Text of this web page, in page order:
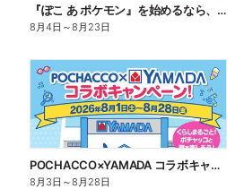
『ぽこ あ ポケモン』を始めるなら、いま。
8月4日 ～8月23日
POCHACCO×YAMADA コラボキャンペーン!
8月3日 ～8月28日